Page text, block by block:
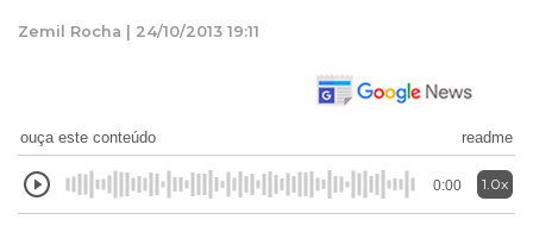
Zemil Rocha | 24/10/2013 19:11
ouça este conteúdo readme
0:00 1.0x